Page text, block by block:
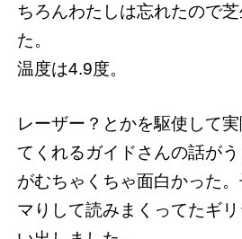
ちろんわたしは忘れたので
た。
温度は4.9度。
レーザー？とかを駆使して
てくれるガイドさんの話が
がむちゃくちゃ面白かった
マりして読みまくってたギ